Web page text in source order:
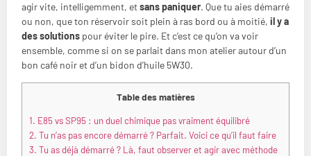
agir vite, intelligemment, etsans paniquer. Que tu aies démarré
ou non, que ton réservoir soit plein à ras bord ou à moitié, il y a
des solutions pour éviter le pire. Et c’est ce qu’on va voir
ensemble, comme si on se parlait dans mon atelier autour d’un
bon café noir et d’un bidon d’huile 5W30.
Table des matières
1. E85 vs SP95 : un duel chimique pas vraiment équilibré
2. Tu n’as pas encore démarré ? Parfait. Voici ce qu’il faut faire
3. Tu as déjà démarré ? Là, faut observer et agir avec méthode